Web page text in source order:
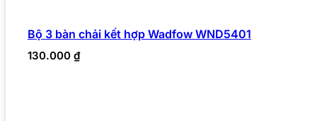
Bộ 3 bàn chải kết hợp Wadfow WND5401
130.000 ₫